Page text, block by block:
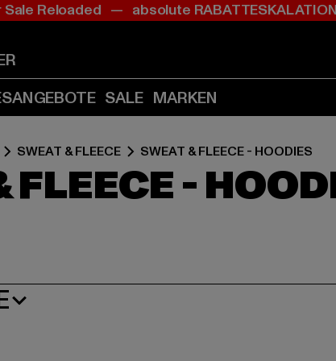
Zum
(Enter
drücken)
Zum
(Enter
drücken)
Reloaded — absolute
SALE MARKEN
SWEAT & FLEECE SWEAT & FLEECE - HOODIES
FLEECE -
Zum
(Enter
drücken)